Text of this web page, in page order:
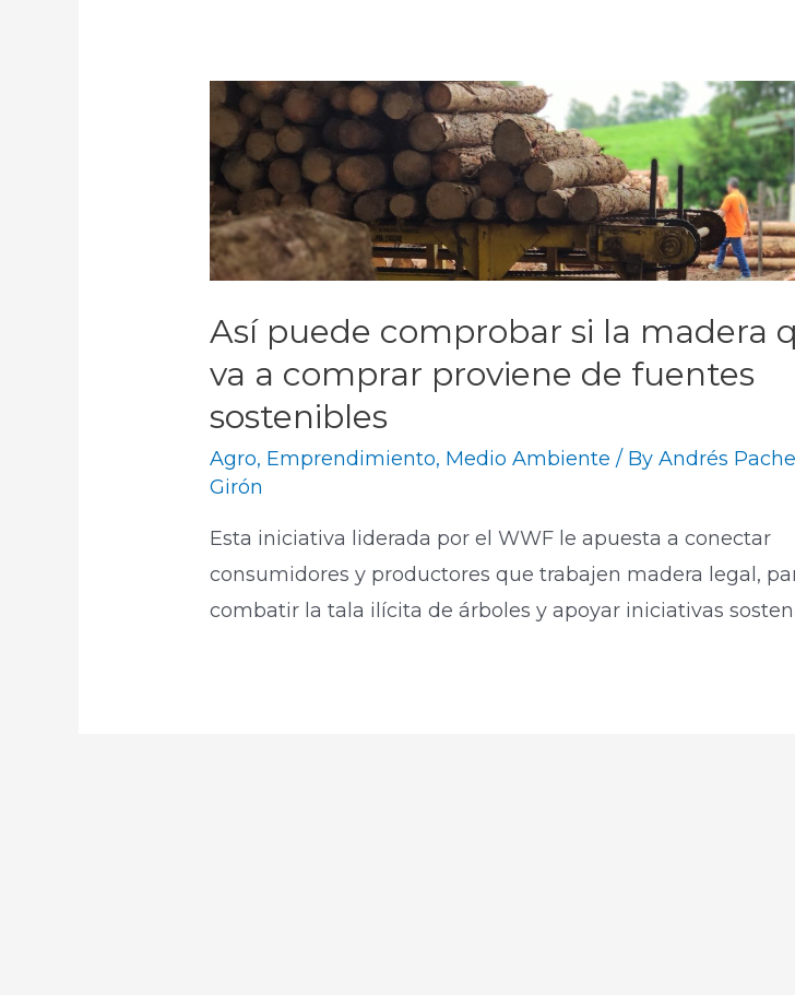
Así puede comprobar si la madera
va a comprar proviene de fuentes
sostenibles
Agro, Emprendimiento, Medio Ambiente / ByAndrés
Girón
Esta iniciativa liderada por el WWF le apuesta a conectar
consumidores y productores que trabajen madera legal,
combatir la tala ilícita de árboles y apoyar iniciativas